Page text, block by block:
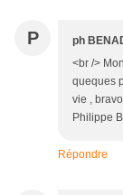
P ph
<br />
queques
vie ,
Philippe
Répondre